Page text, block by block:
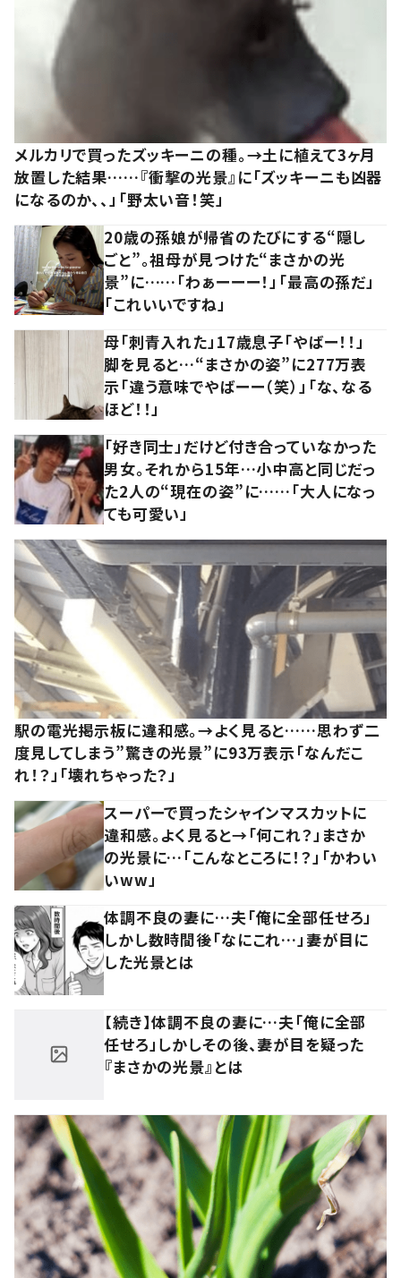
メルカリで買ったズッキーニの種。→土に植えて3ヶ月
放置した結果……『衝撃の光景』に「ズッキーニも凶器
になるのか、、」「野太い音！笑」
20歳の孫娘が帰省のたびにする“隠し
ごと”。祖母が見つけた“まさかの光
景”に……「わぁーーー！」「最高の孫だ」
「これいいですね」
母「刺青入れた」17歳息子「やばー！！」
脚を見ると…“まさかの姿”に277万表
示「違う意味でやばーー（笑）」「な、なる
ほど！！」
「好き同士」だけど付き合っていなかった
男女。それから15年…小中高と同じだっ
た2人の“現在の姿”に……「大人になっ
ても可愛い」
駅の電光掲示板に違和感。→よく見ると……思わず二
度見してしまう”驚きの光景”に93万表示「なんだこ
れ！？」「壊れちゃった？」
スーパーで買ったシャインマスカットに
違和感。よく見ると→「何これ？」まさか
の光景に…「こんなところに！？」「かわい
いww」
体調不良の妻に…夫「俺に全部任せろ」
しかし数時間後「なにこれ…」妻が目に
した光景とは
【続き】体調不良の妻に…夫「俺に全部
任せろ」しかしその後、妻が目を疑った
『まさかの光景』とは